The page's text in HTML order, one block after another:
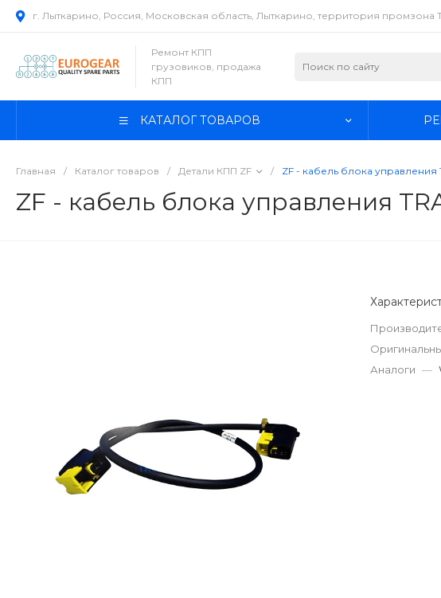
г. Лыткарино, Россия, Московская область, Лыткарино, территория промзона
Ремонт КПП
грузовиков, продажа
КПП
КАТАЛОГ ТОВАРОВ
Главная / Каталог товаров / Детали КПП ZF / ZF - кабель блока управления
ZF - кабель блока управления
Аналоги —